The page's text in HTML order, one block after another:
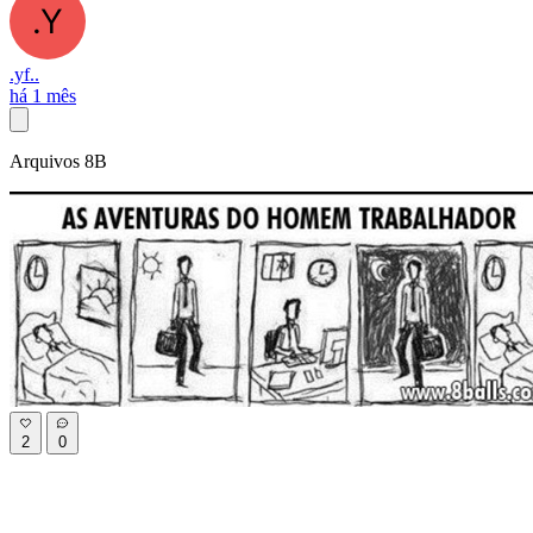
.yf..
há 1 mês
Arquivos 8B
2 0